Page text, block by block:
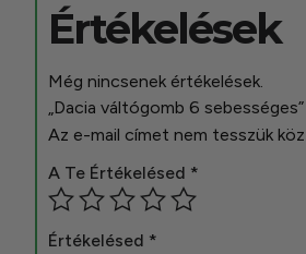
Értékelések
Még nincsenek értékelések.
„Dacia váltógomb 6
Az e-mail címet nem tesszük
A Te Értékelésed *
Értékelésed *